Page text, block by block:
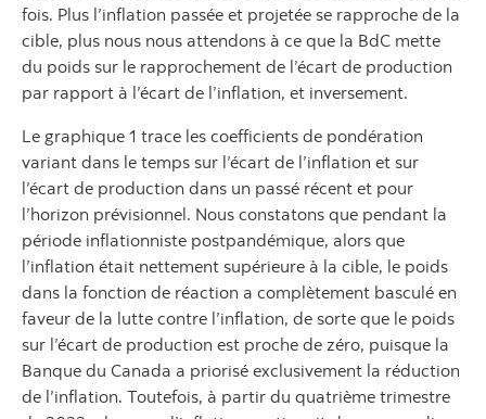
fois. Plus l’inflation passée et projetée se rapproche de la
cible, plus nous nous attendons à ce que la BdC mette
du poids sur le rapprochement de l’écart de production
par rapport à l’écart de l’inflation, et inversement.
Le graphique 1 trace les coefficients de pondération
variant dans le temps sur l’écart de l’inflation et sur
l’écart de production dans un passé récent et pour
l’horizon prévisionnel. Nous constatons que pendant la
période inflationniste postpandémique, alors que
l’inflation était nettement supérieure à la cible, le poids
dans la fonction de réaction a complètement basculé en
faveur de la lutte contre l’inflation, de sorte que le poids
sur l’écart de production est proche de zéro, puisque la
Banque du Canada a priorisé exclusivement la réduction
de l’inflation. Toutefois, à partir du quatrième trimestre